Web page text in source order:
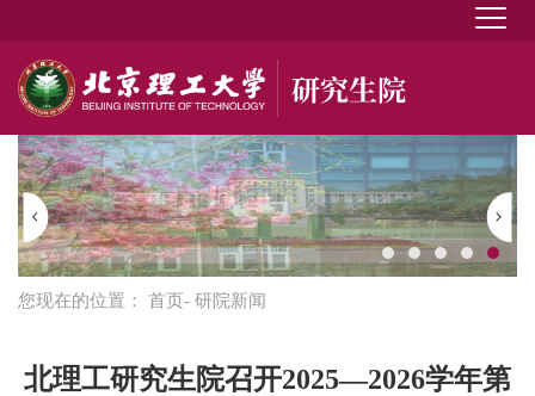
您现在的位置： 首页- 研院新闻
北理工研究生院召开2025—2026学年第